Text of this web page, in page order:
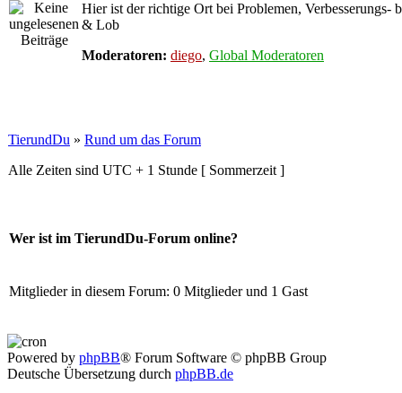
Hier ist der richtige Ort bei Problemen, Verbesserungs-
& Lob
Moderatoren: diego, Global Moderatoren
TierundDu » Rund um das Forum
Alle Zeiten sind UTC + 1 Stunde [ Sommerzeit ]
Wer ist im TierundDu-Forum online?
Mitglieder in diesem Forum: 0 Mitglieder und 1 Gast
Powered by phpBB® Forum Software © phpBB Group
Deutsche Übersetzung durch phpBB.de